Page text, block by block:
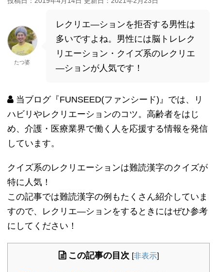
たつ婆
レクリエ―ションを拒否する男性は
多いですよね。男性には脳トレレク
リエーション・クイズ系のレクリエ
―ションが人気です！
当ブログ『FUNSEED(ファンシード)』では、リ
ハビリやレクリエーションのコツ。高齢者をはじ
め、介護・医療業界で働く人を応援する情報を発信
しています。
クイズ系のレクリエーションは難読漢字のクイズが
特に人気！
この記事では難読漢字の例もたくさん紹介していま
すので、レクリエ―ションをするときにはぜひ参考
にしてください！
この記事の目次 [非表示]